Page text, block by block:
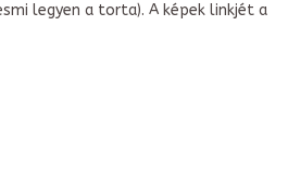
legyen a torta). A képek linkjét a